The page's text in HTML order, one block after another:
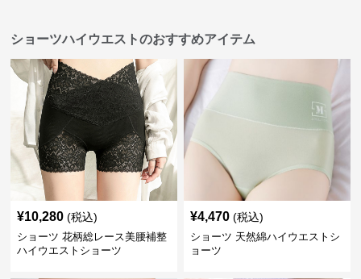
ショーツハイウエストのおすすめアイテム
¥10,280 (税込)
ショーツ 花柄総レース美腰補整
ハイウエストショーツ
¥4,470 (税込)
ショーツ 天然綿ハイウエストシ
ョーツ